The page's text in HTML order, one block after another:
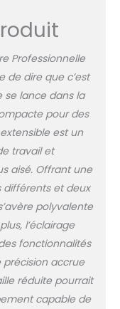
de
votre
de
de fil
dont 64
colorées, des
de haute
un
ruban,
de fil aux
et durables
de
de
machine à
pour
de tissus,
8
Professionnelle
de dire que c’est
lance dans la
pour des
est un
travail et
aisé. Offrant une
différents et deux
polyvalente
l’éclairage
fonctionnalités
accrue
réduite pourrait
capable de